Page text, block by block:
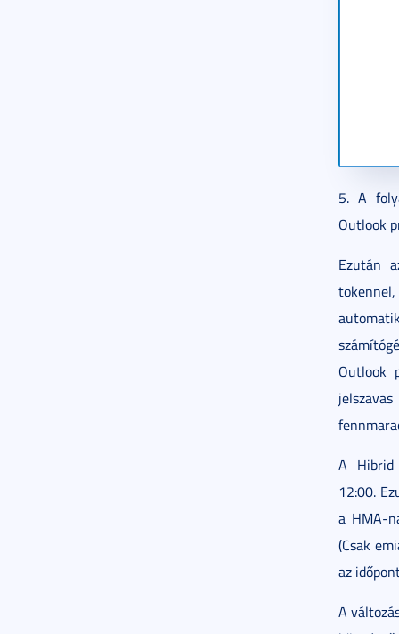
5. A
Outlook
Ezután
Outlook
A Hibrid
12:00.
a HMA-
(Csak
az
A